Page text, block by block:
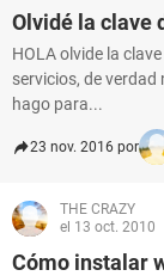
Olvidé la clave
HOLA olvide la
servicios, de
hago para...
23 nov. 2016 por
THE CRAZY
el 13 oct. 2010
Cómo instalar